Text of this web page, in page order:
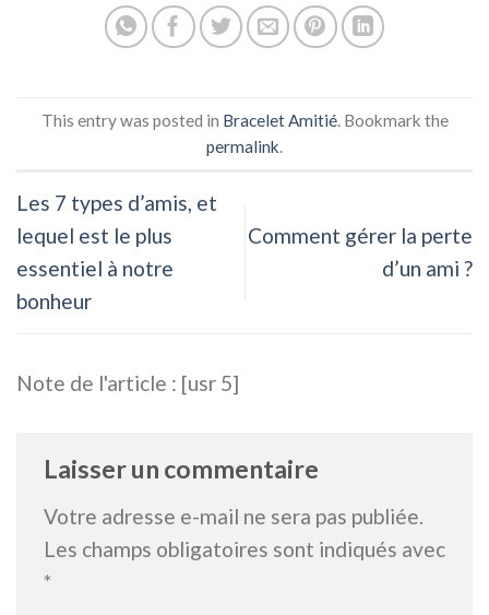
This entry was posted in Bracelet Amitié. Bookmark the
permalink
Les 7 types d’amis, et
lequel est le plus
essentiel à notre
bonheur
Comment gérer la perte
d’un ami ?
Note de l'article : [usr 5]
Laisser un commentaire
Votre adresse e-mail ne sera pas publiée.
Les champs obligatoires sont indiqués avec
*